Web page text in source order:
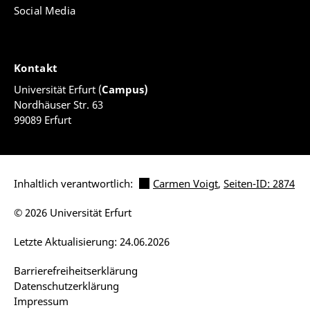
Social Media
Kontakt
Universität Erfurt (Campus)
Nordhäuser Str. 63
99089 Erfurt
Inhaltlich verantwortlich: Carmen Voigt, Seiten-ID: 2874
Barrierefreiheitserklärung
Datenschutzerklärung
Impressum
Letzte Aktualisierung: 24.06.2026
© 2026 Universität Erfurt